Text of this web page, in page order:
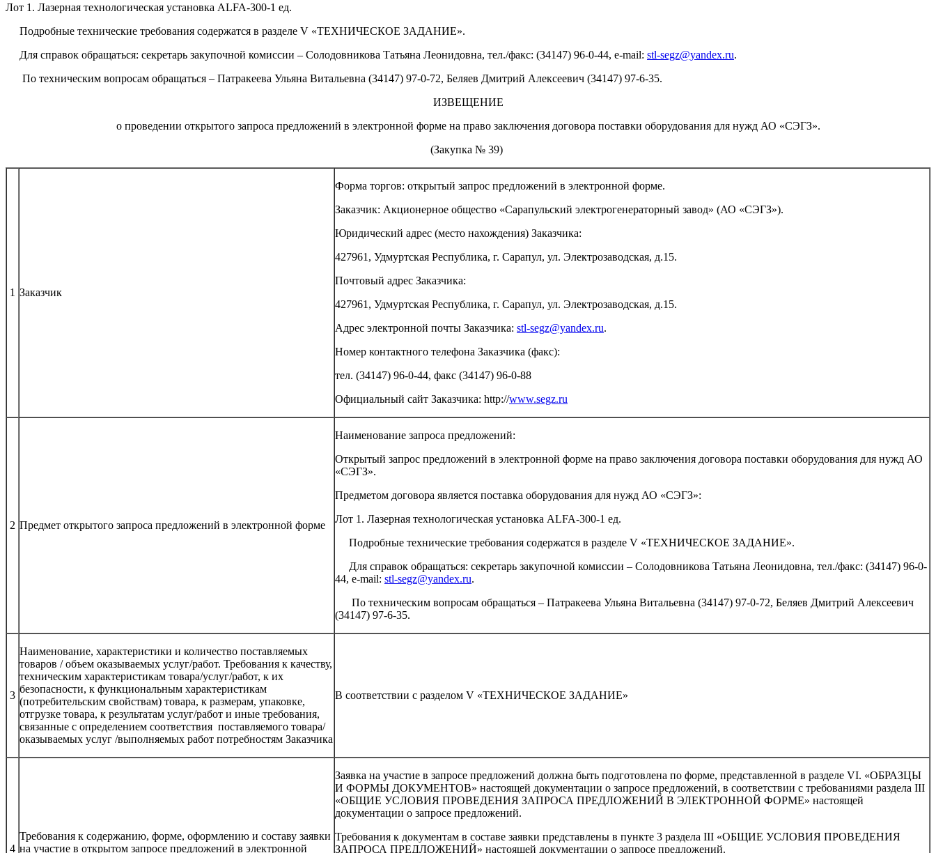
Лот 1. Лазерная технологическая установка ALFA-300-1 ед.
Подробные технические требования содержатся в разделе V «ТЕХНИЧЕСКОЕ ЗАДАНИЕ».
Для справок обращаться: секретарь закупочной комиссии – Солодовникова Татьяна Леонидовна, тел./факс: (34147) 96-0-44, e-mail: stl-segz@yandex.ru.
По техническим вопросам обращаться – Патракеева Ульяна Витальевна (34147) 97-0-72, Беляев Дмитрий Алексеевич (34147) 97-6-35.
ИЗВЕЩЕНИЕ
о проведении открытого запроса предложений в электронной форме на право заключения договора поставки оборудования для нужд АО «СЭГЗ».
(Закупка № 39)
1 Заказчик
Форма торгов: открытый запрос предложений в электронной форме.
Заказчик: Акционерное общество «Сарапульский электрогенераторный завод» (АО «СЭГЗ»).
Юридический адрес (место нахождения) Заказчика:
427961, Удмуртская Республика, г. Сарапул, ул. Электрозаводская, д.15.
Почтовый адрес Заказчика:
427961, Удмуртская Республика, г. Сарапул, ул. Электрозаводская, д.15.
Адрес электронной почты Заказчика: stl-segz@yandex.ru.
Номер контактного телефона Заказчика (факс):
тел. (34147) 96-0-44, факс (34147) 96-0-88
Официальный сайт Заказчика: http://www.segz.ru
2 Предмет открытого запроса предложений в электронной форме
Наименование запроса предложений:
Открытый запрос предложений в электронной форме на право заключения договора поставки оборудования для нужд АО
«СЭГЗ».
Предметом договора является поставка оборудования для нужд АО «СЭГЗ»:
Лот 1. Лазерная технологическая установка ALFA-300-1 ед.
Подробные технические требования содержатся в разделе V «ТЕХНИЧЕСКОЕ ЗАДАНИЕ».
Для справок обращаться: секретарь закупочной комиссии – Солодовникова Татьяна Леонидовна, тел./факс: (34147) 96-0-
44, e-mail: stl-segz@yandex.ru.
По техническим вопросам обращаться – Патракеева Ульяна Витальевна (34147) 97-0-72, Беляев Дмитрий Алексеевич
(34147) 97-6-35.
3
Наименование, характеристики и количество поставляемых
товаров / объем оказываемых услуг/работ. Требования к качеству,
техническим характеристикам товара/услуг/работ, к их
безопасности, к функциональным характеристикам
(потребительским свойствам) товара, к размерам, упаковке,
отгрузке товара, к результатам услуг/работ и иные требования,
связанные с определением соответствия поставляемого товара/
оказываемых услуг /выполняемых работ потребностям Заказчика
В соответствии с разделом V «ТЕХНИЧЕСКОЕ ЗАДАНИЕ»
4
Требования к содержанию, форме, оформлению и составу заявки
на участие в открытом запросе предложений в электронной
Заявка на участие в запросе предложений должна быть подготовлена по форме, представленной в разделе VI. «ОБРАЗЦЫ
И ФОРМЫ ДОКУМЕНТОВ» настоящей документации о запросе предложений, в соответствии с требованиями раздела III
«ОБЩИЕ УСЛОВИЯ ПРОВЕДЕНИЯ ЗАПРОСА ПРЕДЛОЖЕНИЙ В ЭЛЕКТРОННОЙ ФОРМЕ» настоящей
документации о запросе предложений.
Требования к документам в составе заявки представлены в пункте 3 раздела III «ОБЩИЕ УСЛОВИЯ ПРОВЕДЕНИЯ
ЗАПРОСА ПРЕДЛОЖЕНИЙ» настоящей документации о запросе предложений.